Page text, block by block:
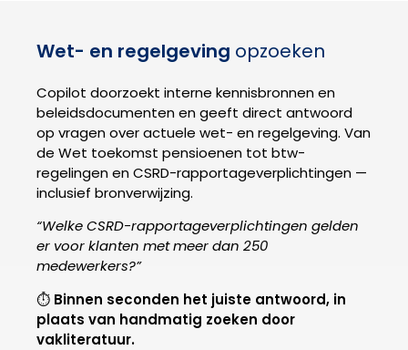
Wet- en regelgeving opzoeken
Copilot doorzoekt interne kennisbronnen en
beleidsdocumenten en geeft direct antwoord
op vragen over actuele wet- en regelgeving. Van
de Wet toekomst pensioenen tot btw-
regelingen en CSRD-rapportageverplichtingen —
inclusief bronverwijzing.
“Welke CSRD-rapportageverplichtingen gelden
er voor klanten met meer dan 250
medewerkers?”
⏱ Binnen seconden het juiste antwoord, in
plaats van handmatig zoeken door
vakliteratuur.